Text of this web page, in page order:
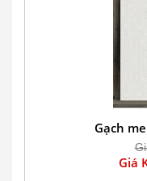
Gạch
Giá